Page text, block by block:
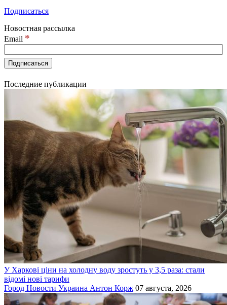
Подписаться
Новостная рассылка
Email *
Последние публикации
У Харкові ціни на холодну воду зростуть у 3,5 раза: стали
відомі нові тарифи
Город Новости Украина Антон Корж 07 августа, 2026